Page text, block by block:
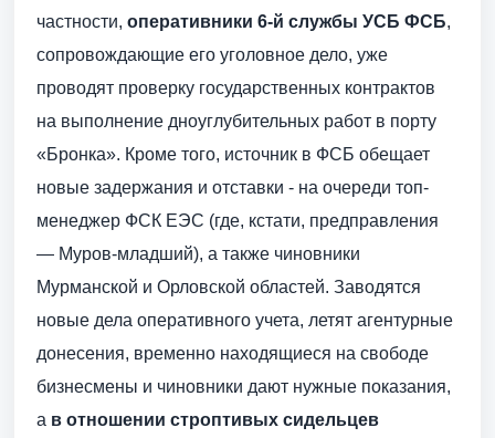
частности, оперативники 6-й службы УСБ ФСБ,
сопровождающие его уголовное дело, уже
проводят проверку государственных контрактов
на выполнение дноуглубительных работ в порту
«Бронка». Кроме того, источник в ФСБ обещает
новые задержания и отставки - ​на очереди топ-
менеджер ФСК ЕЭС (где, кстати, предправления
— ​Муров-младший), а также чиновники
Мурманской и Орловской областей. Заводятся
новые дела оперативного учета, летят агентурные
донесения, временно находящиеся на свободе
бизнесмены и чиновники дают нужные показания,
а в отношении строптивых сидельцев